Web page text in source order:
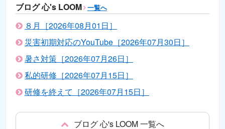
ブログ 心's LOOM 一覧へ
８月［2026年08月01日］
災害初期対応のYouTube［2026年07月30日］
暑さ対策［2026年07月26日］
私的研修［2026年07月15日］
研修を終えて［2026年07月15日］
ブログ 心's LOOM 一覧へ